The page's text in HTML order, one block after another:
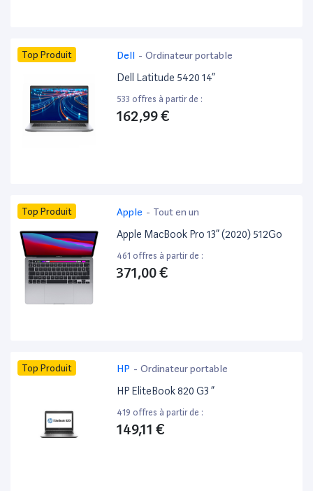
Top Produit Dell - Ordinateur portable
Dell Latitude 5420 14”
533 offres à partir de :
162,99 €
Top Produit Apple - Tout en un
Apple MacBook Pro 13” (2020) 512Go
461 offres à partir de :
371,00 €
Top Produit HP - Ordinateur portable
HP EliteBook 820 G3 ”
419 offres à partir de :
149,11 €